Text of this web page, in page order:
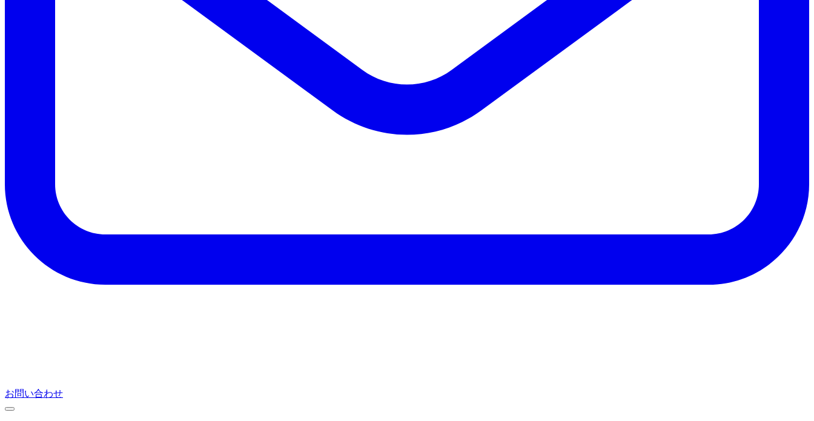
お問い合わせ